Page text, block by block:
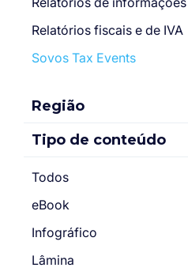
Relatórios fiscais e de IVA
Sovos Tax Events
Região
Tipo de conteúdo
Todos
eBook
Infográfico
Lâmina